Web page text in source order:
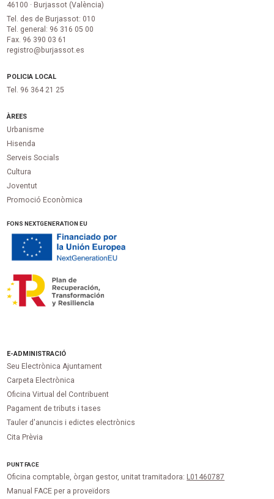
46100 · Burjassot (València)
Tel. des de Burjassot: 010
Tel. general: 96 316 05 00
Fax. 96 390 03 61
registro@burjassot.es
POLICIA LOCAL
Tel. 96 364 21 25
ÀREES
Urbanisme
Hisenda
Serveis Socials
Cultura
Joventut
Promoció Econòmica
FONS NEXTGENERATION EU
E-ADMINISTRACIÓ
Seu Electrònica Ajuntament
Carpeta Electrònica
Oficina Virtual del Contribuent
Pagament de tributs i tases
Tauler d'anuncis i edictes electrònics
Cita Prèvia
PUNTFACE
Oficina comptable, òrgan gestor, unitat tramitadora: L01460787
Manual FACE per a proveïdors